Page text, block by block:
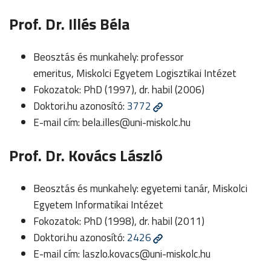
Prof. Dr. Illés Béla
Beosztás és munkahely: professor
emeritus, Miskolci Egyetem Logisztikai Intézet
Fokozatok: PhD (1997), dr. habil (2006)
Doktori.hu azonosító: 3772
E-mail cím:bela.illes@uni-miskolc.hu
Prof. Dr. Kovács László
Beosztás és munkahely: egyetemi tanár, Miskolci
Egyetem Informatikai Intézet
Fokozatok: PhD (1998), dr. habil (2011)
Doktori.hu azonosító: 2426
E-mail cím: laszlo.kovacs@uni-miskolc.hu